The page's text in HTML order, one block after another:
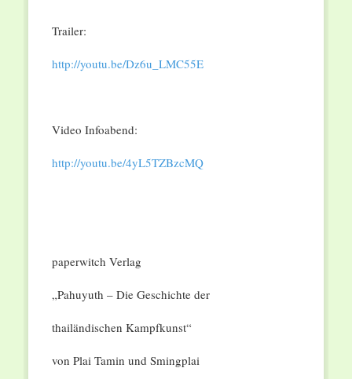
Trailer:
http://youtu.be/Dz6u_LMC55E
Video Infoabend:
http://youtu.be/4yL5TZBzcMQ
paperwitch Verlag
„Pahuyuth – Die Geschichte der
thailändischen Kampfkunst“
von Plai Tamin und Smingplai